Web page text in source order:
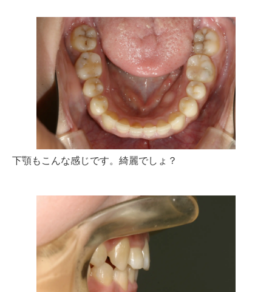
下顎もこんな感じです。綺麗でしょ？